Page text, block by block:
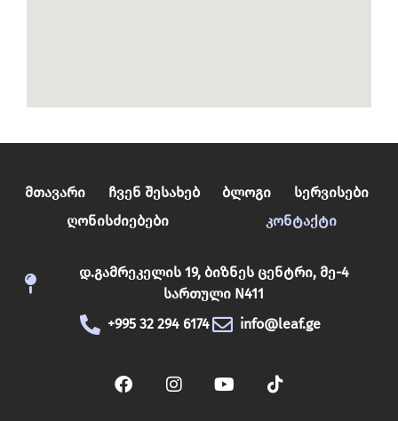
Მთავარი Ჩვენ Შესახებ Ბლოგი
Სერვისები
Ღონისძიებები
Კონტაქტი
დ.გამრეკელის 19, ბიზნეს ცენტრი, მე-4
სართული N411
+995 32 294 6174
info@leaf.ge